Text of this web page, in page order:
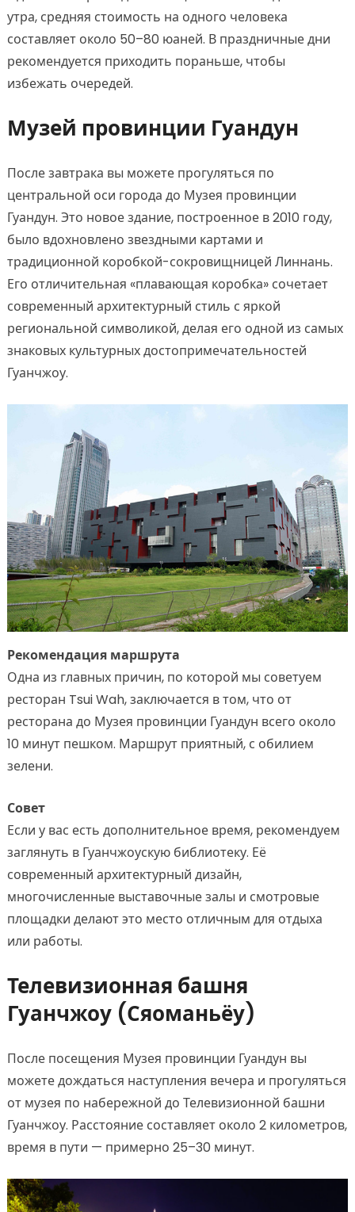
утра, средняя стоимость на одного человека
составляет около 50–80 юаней. В праздничные дни
рекомендуется приходить пораньше, чтобы
избежать очередей.
Музей провинции Гуандун
После завтрака вы можете прогуляться по
центральной оси города до Музея провинции
Гуандун. Это новое здание, построенное в 2010 году,
было вдохновлено звездными картами и
традиционной коробкой-сокровищницей Линнань.
Его отличительная «плавающая коробка» сочетает
современный архитектурный стиль с яркой
региональной символикой, делая его одной из самых
знаковых культурных достопримечательностей
Гуанчжоу.
Рекомендация маршрута
Одна из главных причин, по которой мы советуем
ресторан Tsui Wah, заключается в том, что от
ресторана до Музея провинции Гуандун всего около
10 минут пешком. Маршрут приятный, с обилием
зелени.
Совет
Если у вас есть дополнительное время, рекомендуем
заглянуть в Гуанчжоускую библиотеку. Её
современный архитектурный дизайн,
многочисленные выставочные залы и смотровые
площадки делают это место отличным для отдыха
или работы.
Телевизионная башня
Гуанчжоу (Сяоманьёу)
После посещения Музея провинции Гуандун вы
можете дождаться наступления вечера и прогуляться
от музея по набережной до Телевизионной башни
Гуанчжоу. Расстояние составляет около 2 километров,
время в пути — примерно 25–30 минут.